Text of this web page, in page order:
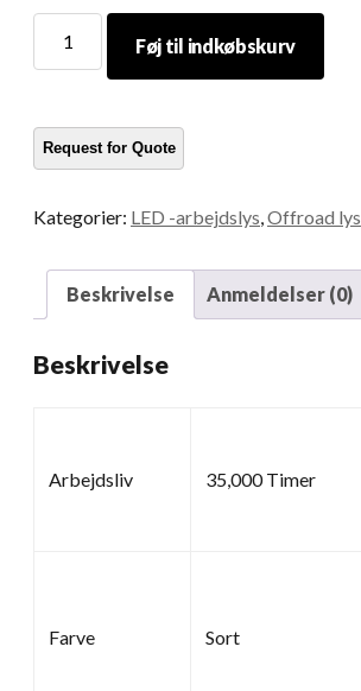
LED
mængde
Føj til indkøbskurv
Kategorier: LED -arbejdslys Offroad lys
Beskrivelse Anmeldelser (0)
Beskrivelse
Arbejdsliv 35,000 Timer
Farve Sort